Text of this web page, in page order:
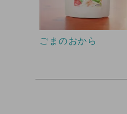
ごまのおから